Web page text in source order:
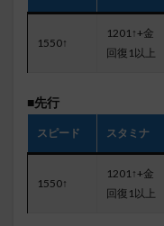
1550↑
1201↑+金
回復1以上
■先行
スピード スタミナ
1550↑
1201↑+金
回復1以上